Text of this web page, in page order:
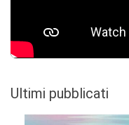
Ultimi pubblicati